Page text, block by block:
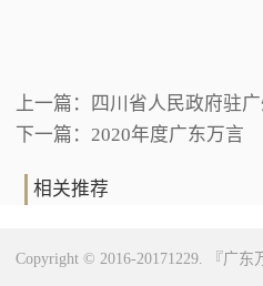
上一篇：
四川省人民政府驻广
下一篇： 2020年度广东万言
相关推荐
Copyright © 2016-20171229. 『广